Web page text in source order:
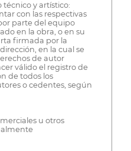
y artístico:
con las respectivas
parte del equipo
en la obra, o en su
firmada por la
en la cual se
de autor
válido el registro de
de todos los
o cedentes, según
u otros